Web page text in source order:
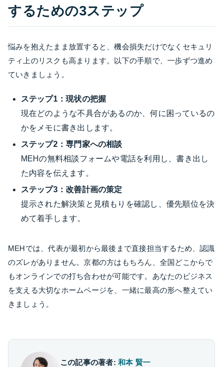
するための3ステップ
悩みを抱えたまま放置すると、機会損失だけでなくセキュリ
ティ上のリスクも高まります。以下の手順で、一歩ずつ進め
ていきましょう。
ステップ1：現状の把握
現在どのような不具合があるのか、何に困っているの
かをメモに書き出します。
ステップ2：専門家への相談
MEHの無料相談フォームや電話を利用し、書き出し
た内容を伝えます。
ステップ3：改善計画の策定
提示された解決策と見積もりを確認し、優先順位を決
めて着手します。
MEHでは、代表が最初から最後まで直接担当するため、認識
のズレがありません。京都の方はもちろん、全国どこからで
もオンラインでの打ち合わせが可能です。あなたのビジネス
を支える大切なホームページを、一緒に最高の形へ整えてい
きましょう。
この記事の著者:和本 賢一